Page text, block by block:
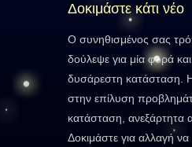
Δοκιμάστε κάτι νέο
Ο συνηθισμένος σας
δούλεψε για μία φορά
δυσάρεστη κατάσταση.
στην επίλυση
κατάσταση,
Δοκιμάστε για αλλαγή